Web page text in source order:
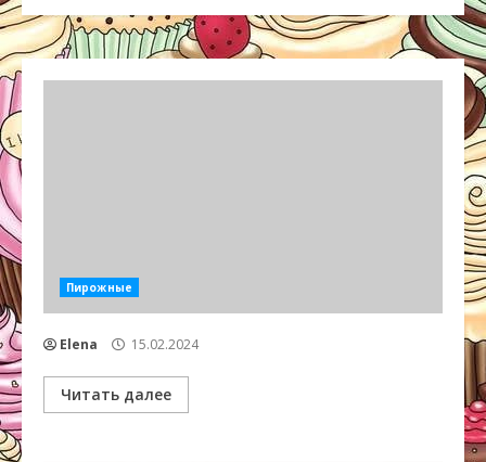
Пирожные
Elena 15.02.2024
Читать далее